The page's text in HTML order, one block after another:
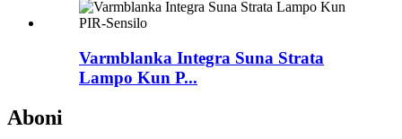
Varmblanka Integra Suna Strata
Lampo Kun P...
Aboni